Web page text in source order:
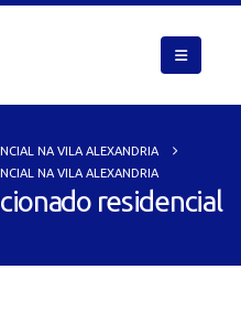
NA VILA ALEXANDRIA
NA VILA ALEXANDRIA
residencial